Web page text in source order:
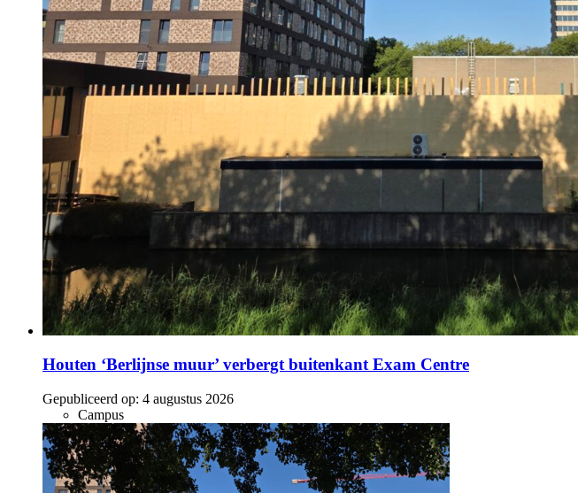
Houten ‘Berlijnse muur’ verbergt buitenkant Exam Centre
Gepubliceerd op: 4 augustus 2026
Campus